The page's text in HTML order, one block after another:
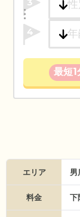
4
最短1
エリア 男
料金 下